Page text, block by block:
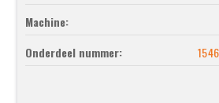
Machine:
Onderdeel nummer: